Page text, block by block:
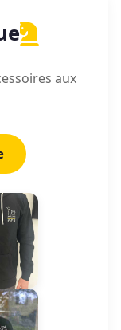
aux